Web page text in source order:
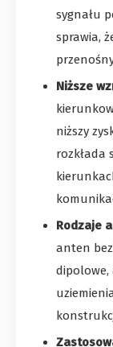
sygnału
sprawia,
Niższe
niższy
rozkłada
Rodzaje
anten
dipolowe,